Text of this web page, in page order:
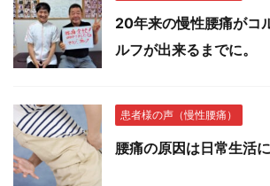
20年来の慢性腰痛がコ
ルフが出来るまでに。
患者様の声（慢性腰痛）
腰痛の原因は日常生活